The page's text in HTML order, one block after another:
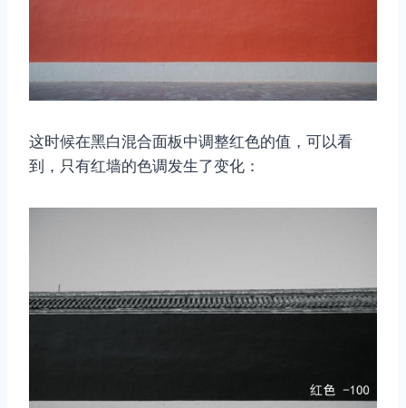
这时候在黑白混合面板中调整红色的值，可以看
到，只有红墙的色调发生了变化：